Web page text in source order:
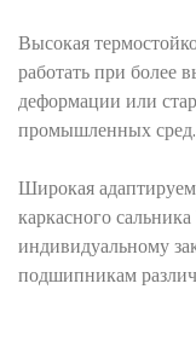
Высокая
работать при более
деформации или
промышленных сред.
Широкая
каркасного
индивидуальному
подшипникам